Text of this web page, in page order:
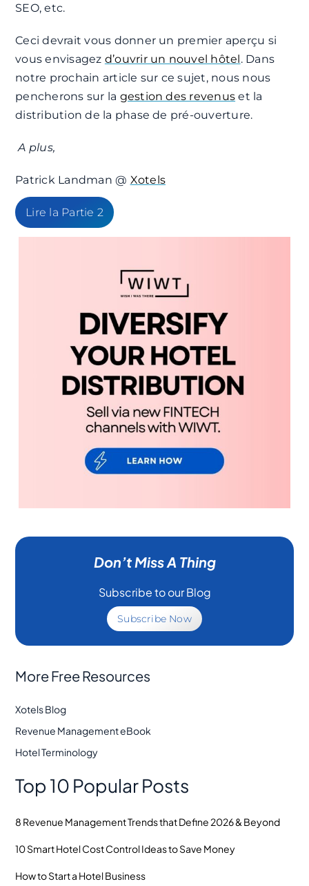
SEO, etc.
Ceci devrait vous donner un premier aperçu si
vous envisagez d’ouvrir un nouvel hôtel. Dans
notre prochain article sur ce sujet, nous nous
pencherons sur la gestion des revenus et la
distribution de la phase de pré-ouverture.
A plus,
Patrick Landman @ Xotels
Lire la Partie 2
Don’t Miss A Thing
Subscribe to our Blog
Subscribe Now
More Free Resources
Xotels Blog
Revenue Management eBook
Hotel Terminology
Top 10 Popular Posts
8 Revenue Management Trends that Define 2026 & Beyond
10 Smart Hotel Cost Control Ideas to Save Money
How to Start a Hotel Business